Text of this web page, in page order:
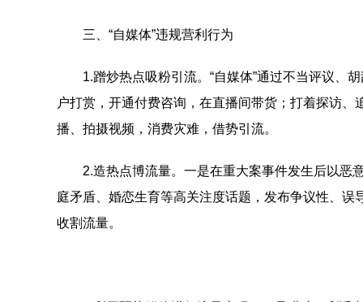
三、“自媒体”违规营利行为
1.蹭炒热点吸粉引流。“自媒体”通过不当评议、胡
户打赏，开通付费咨询，在直播间带货；打着探访
播、拍摄视频，消费灾难，借势引流。
2.造热点博流量。一是在重大案事件发生后以恶意
庭矛盾、婚恋生育等高关注度话题，发布争议性、误
收割流量。